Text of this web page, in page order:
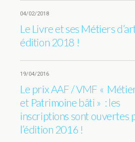
04/02/2018
Le Livre et ses Métiers
édition 2018 !
19/04/2016
Le prix AAF / VMF «
et Patrimoine bâti » : les
inscriptions sont ouvertes
l’édition 2016 !